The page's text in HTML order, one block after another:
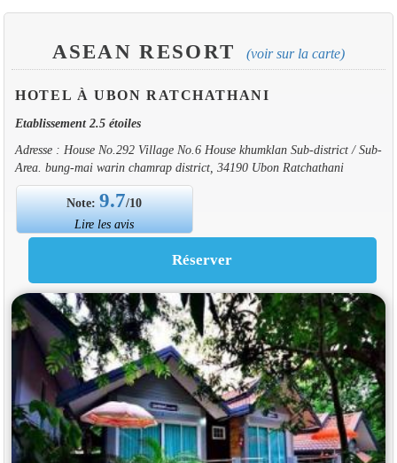
ASEAN RESORT (voir sur la carte)
HOTEL À UBON RATCHATHANI
Etablissement 2.5 étoiles
Adresse : House No.292 Village No.6 House khumklan Sub-district / Sub-
Area. bung-mai warin chamrap district, 34190 Ubon Ratchathani
Note:9.7/10
Lire les avis